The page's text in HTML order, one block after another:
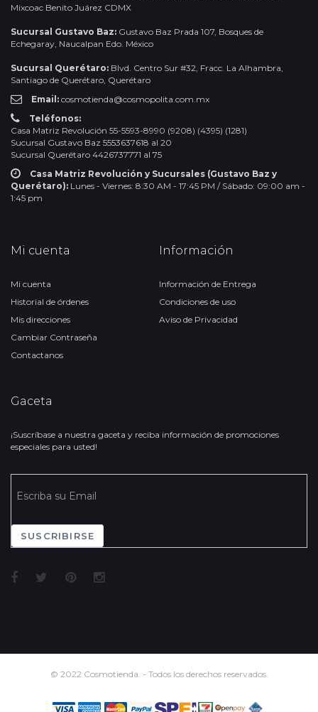
Mixcoac Benito Juárez CDMX
Sucursal Gustavo Baz: Gustavo Baz Prada 107, Bosques de
Echegaray, Naucalpan Edo. México
Sucursal Querétaro: Blvd. Centro Sur #32, Fracc. La Alhambra,
Santiago de Querétaro, Querétaro
Email: cosmotienda@cosmopolita.com.mx
Teléfonos:
Casa Matriz Revolución 55-5593-8990 (9208) (4395) (1281)
Sucursal Gustavo Baz 5553637618 al 20
Sucursal Querétaro 4426737771 al 75
Casa Matriz Revolución y Sucursales (Gustavo Baz y
Querétaro): Lunes - Viernes: 8:30 AM - 17:45 PM / Sábado: 09:00 am -
1:45 pm
Mi cuenta
Mi cuenta
Historial de órdenes
Mis direcciones
Cambiar Contraseña
Contactanos
Información
Información de Entrega
Condiciones de uso
Aviso de Privacidad
Gaceta
¡Suscríbase a nuestra gaceta y reciba información de promociones
especiales para usted!
SUSCRIBIRSE
© 2022 Cosmotienda. - Todos los derechos reservados.